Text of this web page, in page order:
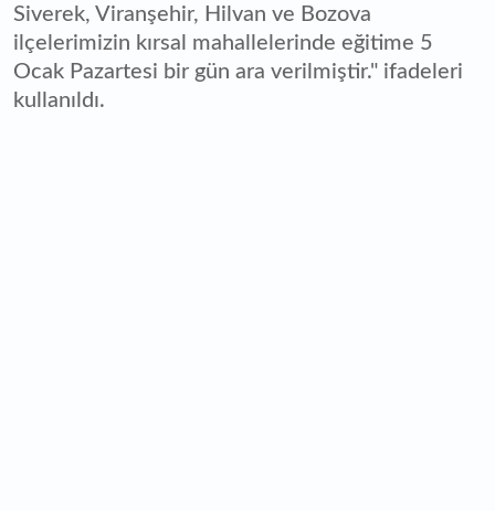
Siverek, Viranşehir, Hilvan ve Bozova
ilçelerimizin kırsal mahallelerinde eğitime 5
Ocak Pazartesi bir gün ara verilmiştir." ifadeleri
kullanıldı.